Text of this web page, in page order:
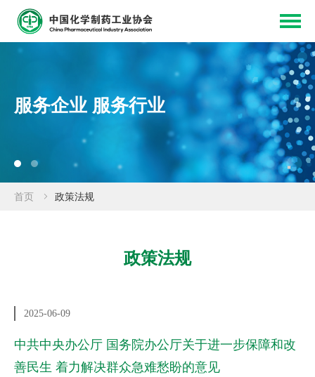
服务企业 服务行业
首页 政策法规
政策法规
2025-06-09
中共中央办公厅 国务院办公厅关于进一步保障和改
善民生 着力解决群众急难愁盼的意见